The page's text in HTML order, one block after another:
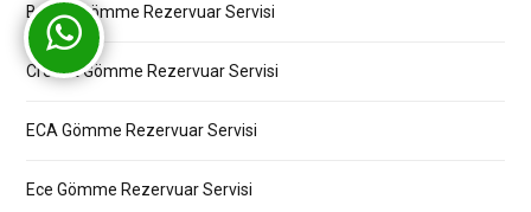
Bocchi Gömme Rezervuar Servisi
Creavit Gömme Rezervuar Servisi
ECA Gömme Rezervuar Servisi
Ece Gömme Rezervuar Servisi